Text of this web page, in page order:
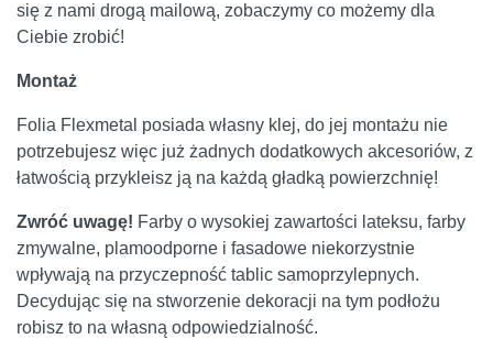
się z nami drogą mailową, zobaczymy co możemy dla
Ciebie zrobić!
Montaż
Folia Flexmetal posiada własny klej, do jej montażu nie
potrzebujesz więc już żadnych dodatkowych akcesoriów, z
łatwością przykleisz ją na każdą gładką powierzchnię!
Zwróć uwagę! Farby o wysokiej zawartości lateksu, farby
zmywalne, plamoodporne i fasadowe niekorzystnie
wpływają na przyczepność tablic samoprzylepnych.
Decydując się na stworzenie dekoracji na tym podłożu
robisz to na własną odpowiedzialność.